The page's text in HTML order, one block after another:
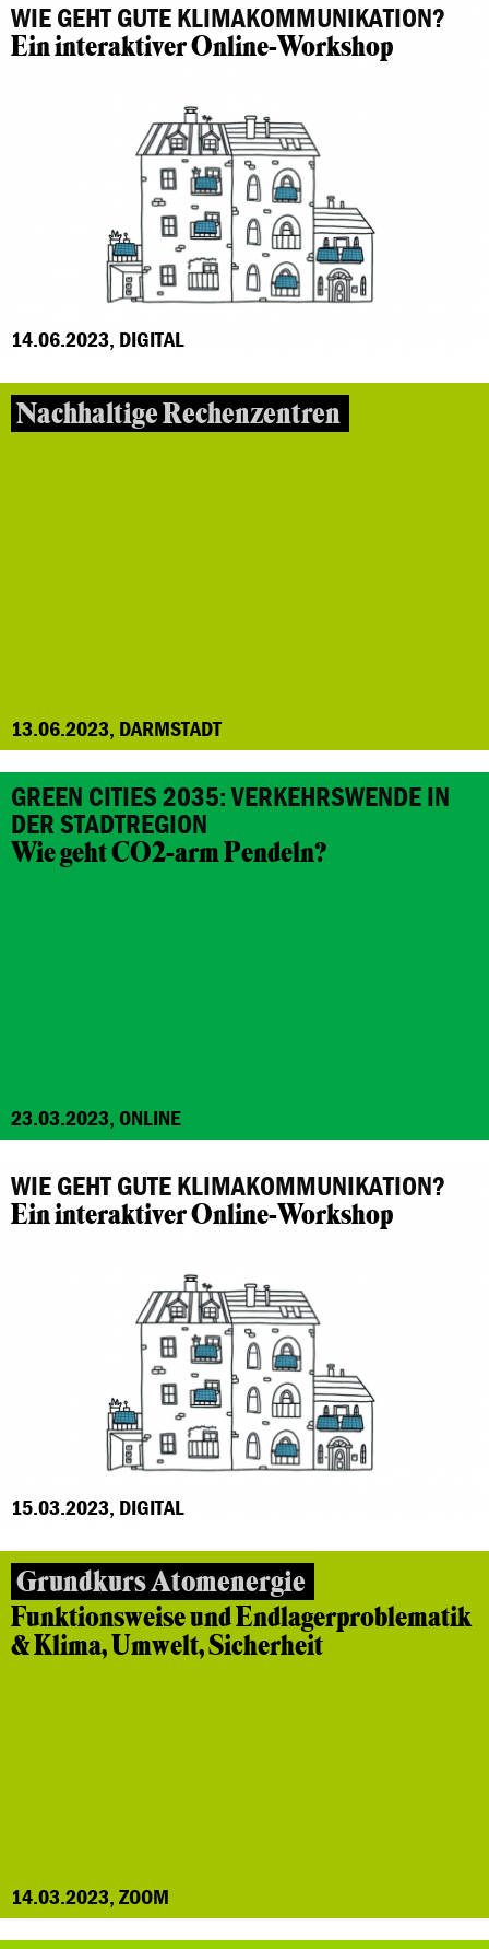
WIE GEHT GUTE KLIMAKOMMUNIKATION?
Ein interaktiver Online-Workshop
14.06.2023, DIGITAL
Nachhaltige Rechenzentren
13.06.2023, DARMSTADT
GREEN CITIES 2035: VERKEHRSWENDE IN
DER STADTREGION
Wie geht CO2-arm Pendeln?
23.03.2023, ONLINE
WIE GEHT GUTE KLIMAKOMMUNIKATION?
Ein interaktiver Online-Workshop
15.03.2023, DIGITAL
Grundkurs Atomenergie
Funktionsweise und Endlagerproblematik
& Klima, Umwelt, Sicherheit
14.03.2023, ZOOM